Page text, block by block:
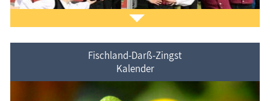
vorgestellt.
Fischland-Darß-Zingst
Kalender